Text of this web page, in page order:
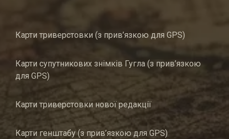
Карти триверстовки (з прив’язкою для GPS)
Карти супутникових знімків Гугла (з прив’язкою
для GPS)
Карти триверстовки нової редакції
Карти генштабу (з прив’язкою для GPS)